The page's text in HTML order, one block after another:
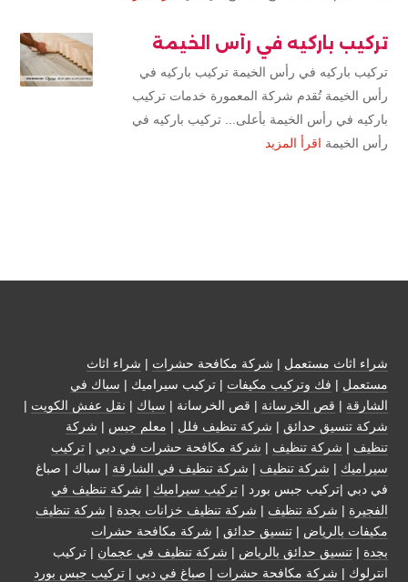
تركيب باركيه في رأس الخيمة
تركيب باركيه في رأس الخيمة تركيب باركيه في
رأس الخيمة تُقدم شركة المعمورة خدمات تركيب
باركيه في رأس الخيمة بأعلى... تركيب باركيه في
رأس الخيمة اقرأ المزيد
شراء اثاث مستعمل | شركة مكافحة حشرات | شراء اثاث
مستعمل | فك وتركيب مكيفات | تركيب سيراميك | سباك في
الشارقة | قص الخرسانة | قص الخرسانة | سباك | نقل عفش الكويت |
شركة تنسيق حدائق | شركة تنظيف فلل | معلم جبس | شركة
تنظيف | شركة تنظيف | شركة مكافحة حشرات في دبي | تركيب
سيراميك | شركة تنظيف | شركة تنظيف في الشارقة | سباك | صباغ
في دبي |تركيب جبس بورد | تركيب سيراميك | شركة تنظيف في
الفجيرة | شركة تنظيف | شركة تنظيف خزانات بجدة | شركة تنظيف
مكيفات بالرياض | تنسيق حدائق | شركة مكافحة حشرات
بجدة | تنسيق حدائق بالرياض | شركة تنظيف في عجمان | تركيب
انترلوك | شركة مكافحة حشرات | صباغ في دبي | تركيب جبس بورد